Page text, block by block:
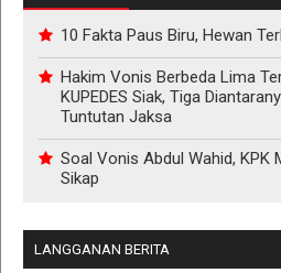
10 Fakta Paus Biru, Hewan
Hakim Vonis Berbeda Lima
KUPEDES Siak, Tiga
Tuntutan Jaksa
Soal Vonis Abdul Wahid, KPK
Sikap
LANGGANAN BERITA